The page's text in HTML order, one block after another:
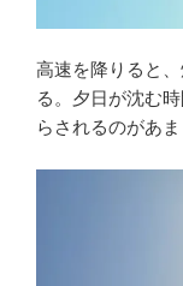
高速を降りると
る。夕日が沈む
らされるのがあ